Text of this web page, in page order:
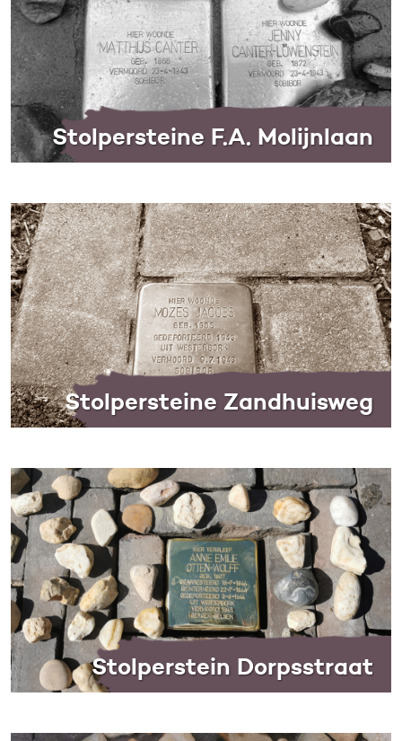
Stolpersteine F.A. Molijnlaan
Stolpersteine Zandhuisweg
Stolperstein Dorpsstraat